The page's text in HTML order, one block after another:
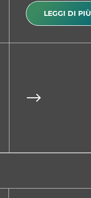
LEGGI DI PIÙ